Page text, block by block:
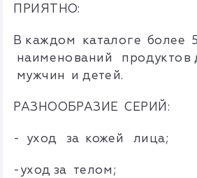
ПРИЯТНО:
В каждом каталоге более
наименований продуктов
мужчин и детей.
РАЗНООБРАЗИЕ СЕРИЙ:
- уход за кожей лица;
-уход за телом;